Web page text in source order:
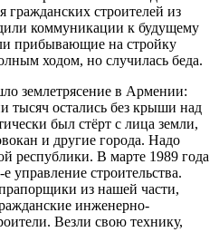
строителей из
коммуникации к будущему
прибывающие на стройку
ходом, но случилась беда.
землетрясение в Армении:
тысяч остались без крыши над
был стёрт с лица земли,
и другие города. Надо
республики. В марте 1989 года
управление строительства.
из нашей части,
инженерно-
Везли свою технику,